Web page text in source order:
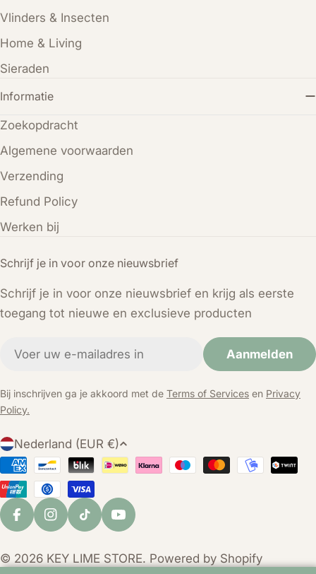
Schrijf je in voor onze nieuwsbrief
Schrijf je in voor onze nieuwsbrief en krijg als eerste
toegang tot nieuwe en exclusieve producten
Aanmelden
Bij inschrijven ga je akkoord met de Terms of Services en Privacy
Policy.
Vlinders & Insecten
Home & Living
Sieraden
Informatie
Zoekopdracht
Algemene voorwaarden
Verzending
Refund Policy
Werken bij
L
a
n
d
/
e
Nederland (EUR €)
Betaalmethoden
FacebookInstagram
TikTokYouTube
© 2026 KEY LIME STORE. Powered by Shopify